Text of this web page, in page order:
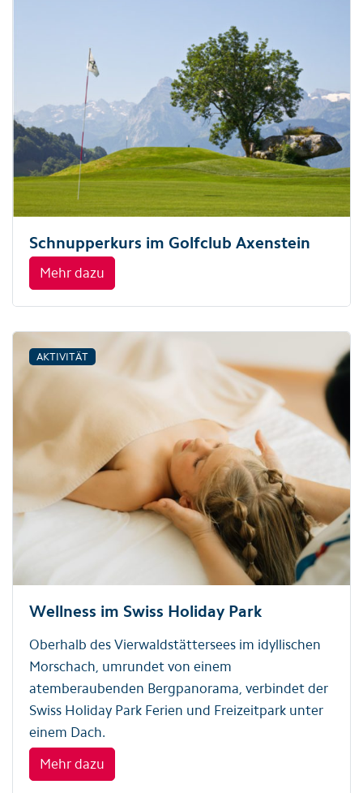
Schnupperkurs im Golfclub Axenstein
Mehr dazu
AKTIVITÄT
Wellness im Swiss Holiday Park
Oberhalb des Vierwaldstättersees im idyllischen
Morschach, umrundet von einem
atemberaubenden Bergpanorama, verbindet der
Swiss Holiday Park Ferien und Freizeitpark unter
einem Dach.
Mehr dazu